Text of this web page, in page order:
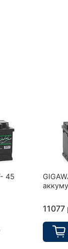
45
11077